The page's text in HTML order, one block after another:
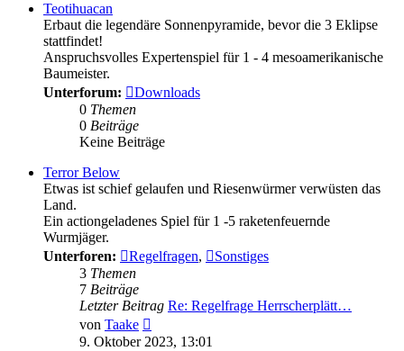
Teotihuacan
Erbaut die legendäre Sonnenpyramide, bevor die 3 Eklipse
stattfindet!
Anspruchsvolles Expertenspiel für 1 - 4 mesoamerikanische
Baumeister.
Unterforum:
Downloads
0 Themen
0 Beiträge
Keine Beiträge
Terror Below
Etwas ist schief gelaufen und Riesenwürmer verwüsten das
Land.
Ein actiongeladenes Spiel für 1 -5 raketenfeuernde
Wurmjäger.
Unterforen:
Regelfragen,
Sonstiges
3 Themen
7 Beiträge
Letzter Beitrag Re: Regelfrage Herrscherplätt…
von Taake
Beitrag
9. Oktober 2023, 13:01